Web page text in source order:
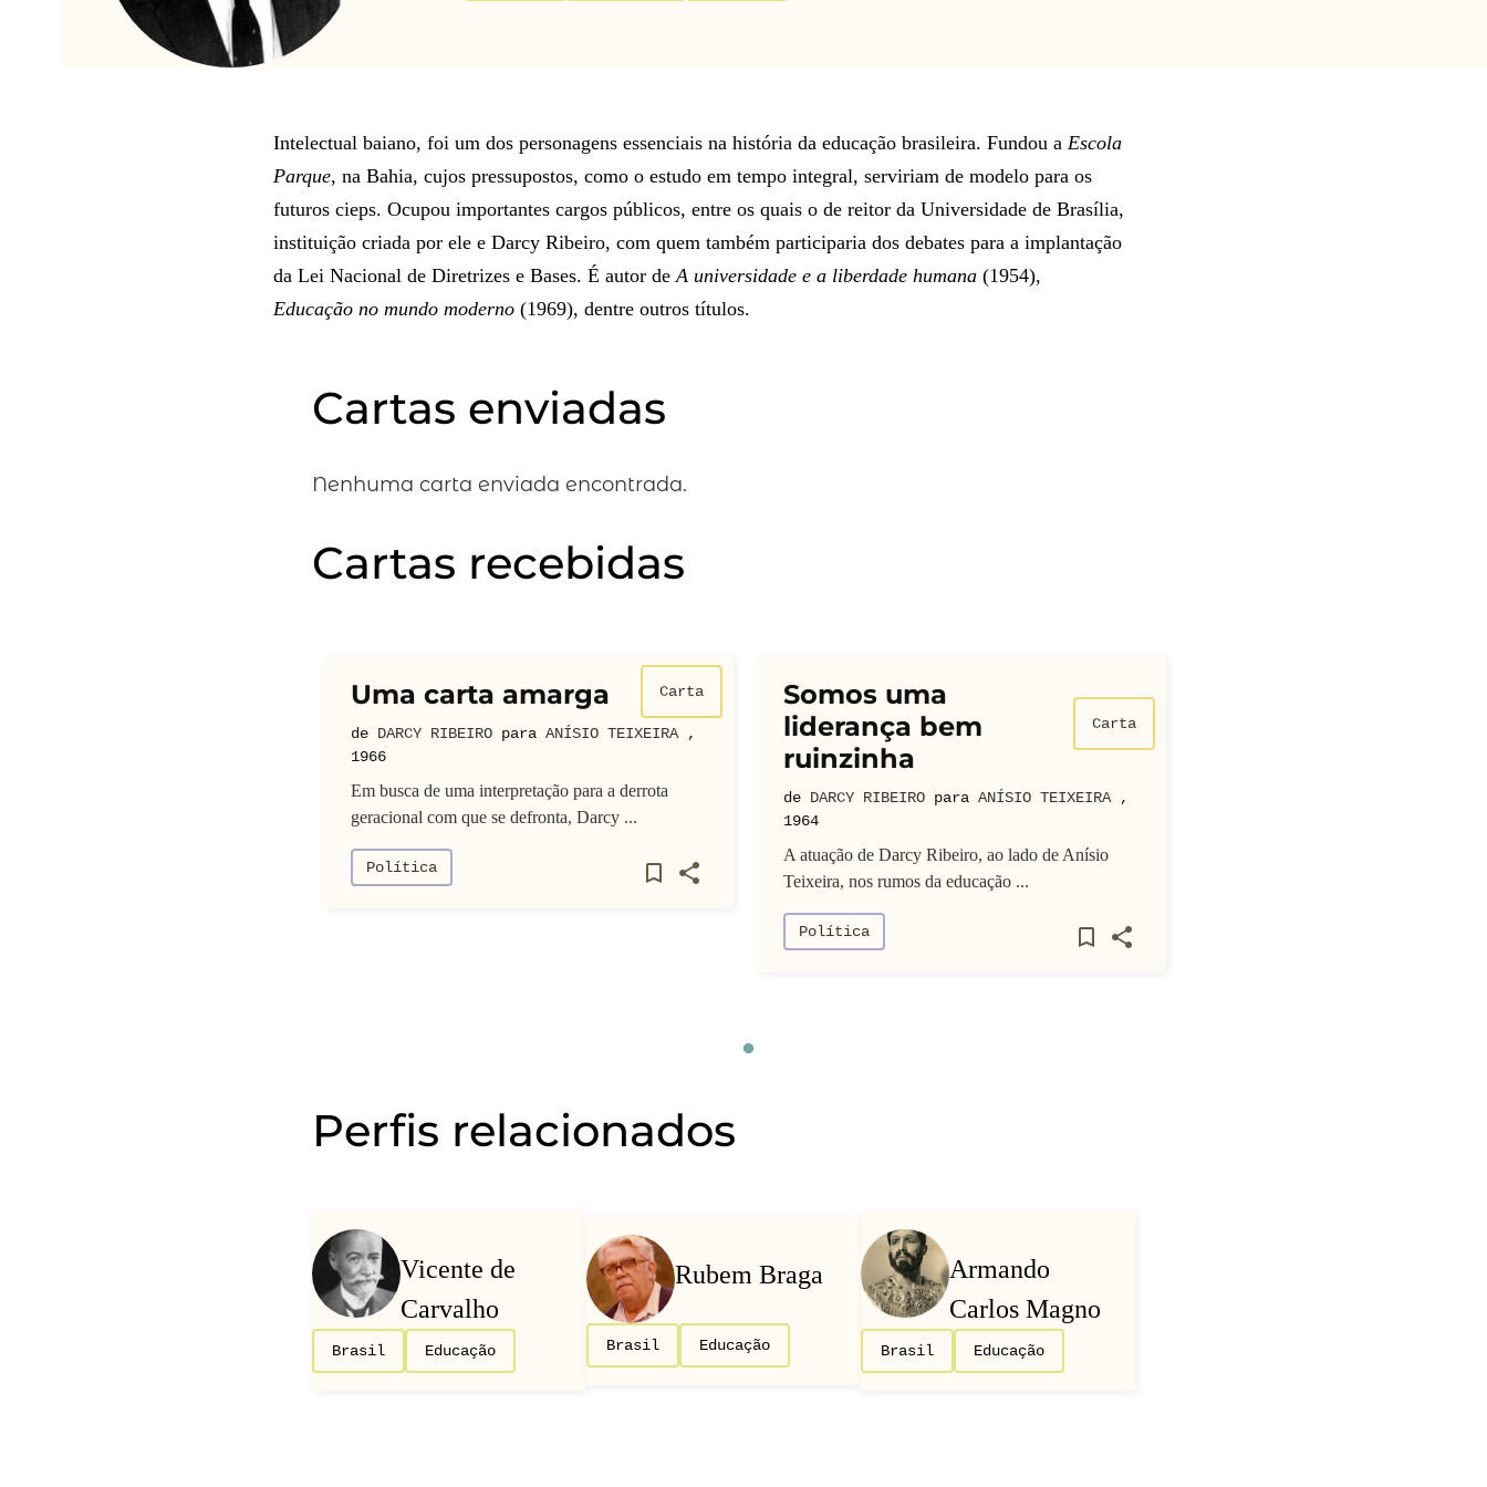
Intelectual baiano, foi um dos personagens essenciais na história da educação brasileira. Fundou a Escola
Parque, na Bahia, cujos pressupostos, como o estudo em tempo integral, serviriam de modelo para os
futuros cieps. Ocupou importantes cargos públicos, entre os quais o de reitor da Universidade de Brasília,
instituição criada por ele e Darcy Ribeiro, com quem também participaria dos debates para a implantação
da Lei Nacional de Diretrizes e Bases. É autor deA universidade e a liberdade humana(1954),
Educação no mundo moderno(1969), dentre outros títulos.
Cartas enviadas
Nenhuma carta enviada encontrada.
Cartas recebidas
Uma carta amarga Carta
de DARCY RIBEIRO para ANÍSIO TEIXEIRA
,
1966
Em busca de uma interpretação para a derrota
geracional com que se defronta, Darcy ...
Política
Somos uma
liderança bem
ruinzinha
Carta
de DARCY RIBEIRO para ANÍSIO TEIXEIRA
,
1964
A atuação de Darcy Ribeiro, ao lado de Anísio
Teixeira, nos rumos da educação ...
Política
Perfis relacionados
Vicente de
Carvalho
Brasil Educação
Rubem Braga
Brasil Educação
Armando
Carlos Magno
Brasil Educação